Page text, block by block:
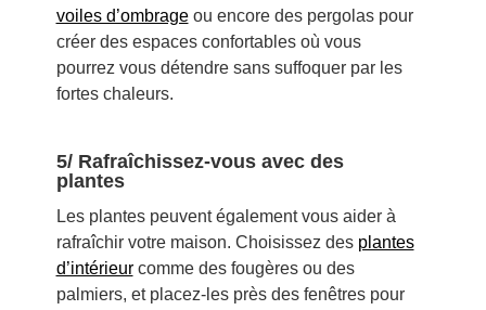
voiles d’ombrageou encore des pergolas pour
créer des espaces confortables où vous
pourrez vous détendre sans suffoquer par les
fortes chaleurs.
5/ Rafraîchissez-vous avec des
plantes
Les plantes peuvent également vous aider à
rafraîchir votre maison. Choisissez des plantes
d’intérieurcomme des fougères ou des
palmiers, et placez-les près des fenêtres pour